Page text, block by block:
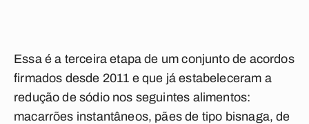
Essa é a terceira etapa de um conjunto de acordos
firmados desde 2011 e que já estabeleceram a
redução de sódio nos seguintes alimentos:
macarrões instantâneos, pães de tipo bisnaga, de